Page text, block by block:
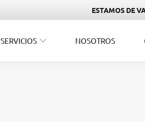
ESTAMOS DE
SERVICIOS NOSOTROS